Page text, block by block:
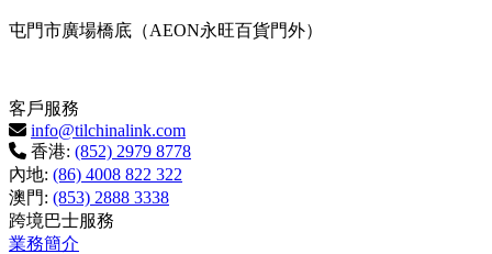
屯門市廣場橋底 （AEON永旺百貨門外）
客戶服務
info@tilchinalink.com
香港: (852) 2979 8778
內地: (86) 4008 822 322
澳門: (853) 2888 3338
跨境巴士服務
業務簡介